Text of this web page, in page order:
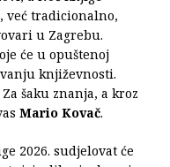
već tradicionalno,
u Zagrebu.
će u opuštenoj
književnosti.
šaku znanja, a kroz
Mario Kovač.
2026. sudjelovat će